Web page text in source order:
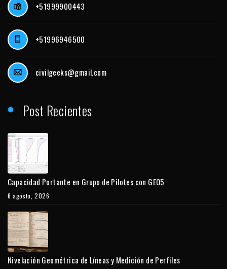
+51999900443
+51996946500
civilgeeks@gmail.com
Post Recientes
Capacidad Portante en Grupo de Pilotes con GEO5
6 agosto, 2026
Nivelación Geométrica de Líneas y Medición de Perfiles